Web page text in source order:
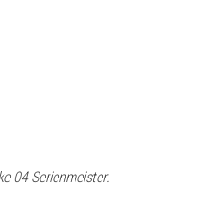
04 Serienmeister.